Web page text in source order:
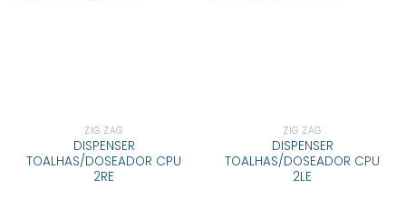
ZIG ZAG
DISPENSER
TOALHAS/DOSEADOR CPU
2RE
ZIG ZAG
DISPENSER
TOALHAS/DOSEADOR CPU
2LE